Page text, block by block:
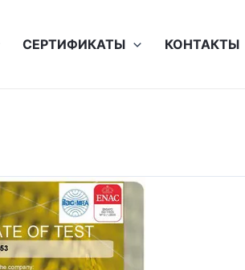
СЕРТИФИКАТЫ КОНТАКТЫ